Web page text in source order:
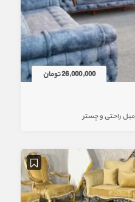
26,000,000 تومان
مبل راحتی و چستر